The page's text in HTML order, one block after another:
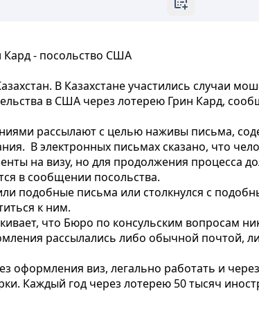
Кард - посольство США
В Казахстане участились случаи
в США через лотерею Грин Кард,
рассылают с целью наживы письма,
В электронных письмах сказано, что
на визу, но для продолжения процесса
в сообщении посольства.
подобные письма или столкнулся с
к ним.
что Бюро по консульским вопросам
рассылались либо обычной почтой,
виз, легально работать и
Каждый год через лотерею 50 тысяч